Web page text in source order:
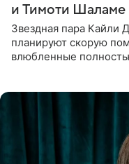
и Тимоти Шаламе
Звездная пара
планируют скорую
влюбленные